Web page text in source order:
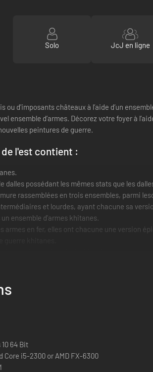
Solo JcJ en ligne
ou d'imposants châteaux à l’aide d’un
ensemble d’armes. Décorez votre foyer à
peintures de guerre.
l'est contient :
dalles possédant les mêmes stats que les
rassemblées en trois ensembles, parmi
et lourdes, ayant chacune sa
ensemble d'armes khitanes.
armes en fer, elles ont chacune une version
possèdent des stats comparables à celles
64 Bit
Core i5-2300 or AMD FX-6300